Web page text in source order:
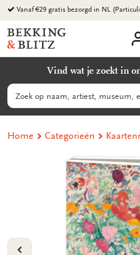
Ga
naar
content
Bekking
&
B.V.
Vind wat je zoekt in
Zoeken
Home Categorieën